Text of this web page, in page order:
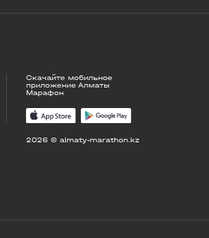
Скачайте мобильное
приложение Алматы
Марафон
2026 © almaty-marathon.kz